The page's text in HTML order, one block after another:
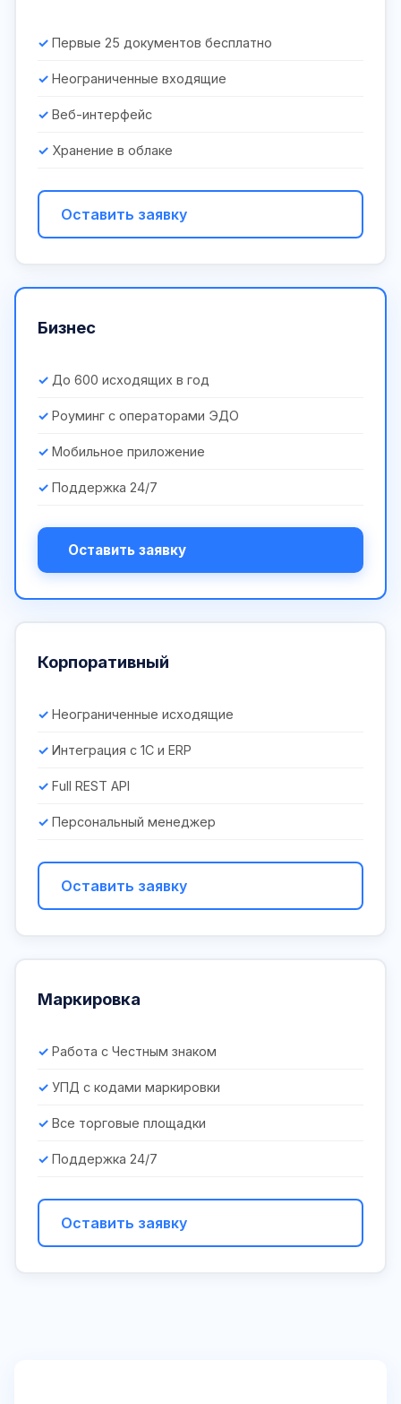
Первые 25 документов бесплатно
Неограниченные входящие
Веб-интерфейс
Хранение в облаке
Оставить заявку
Бизнес
До 600 исходящих в год
Роуминг с операторами ЭДО
Мобильное приложение
Поддержка 24/7
Оставить заявку
Корпоративный
Неограниченные исходящие
Интеграция с 1С и ERP
Full REST API
Персональный менеджер
Оставить заявку
Маркировка
Работа с Честным знаком
УПД с кодами маркировки
Все торговые площадки
Поддержка 24/7
Оставить заявку